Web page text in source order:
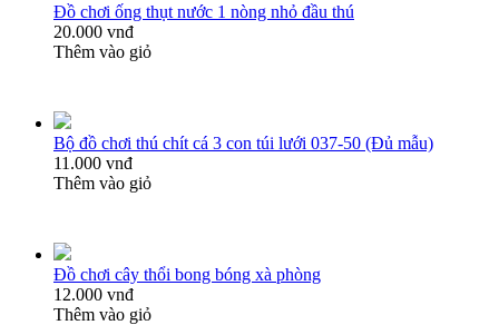
Đồ chơi ống thụt nước 1 nòng nhỏ đầu thú
20.000 vnđ
Thêm vào giỏ
Bộ đồ chơi thú chít cá 3 con túi lưới 037-50 (Đủ mẫu)
11.000 vnđ
Thêm vào giỏ
Đồ chơi cây thổi bong bóng xà phòng
12.000 vnđ
Thêm vào giỏ